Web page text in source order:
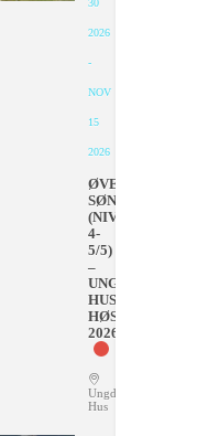
30
2026
-
NOV
15
2026
ØVET
SØNDAGER
(NIVÅ
4-
5/5)
–
UNGDOMMENS
HUS
HØSTEN
2026
Ungdommens
Hus